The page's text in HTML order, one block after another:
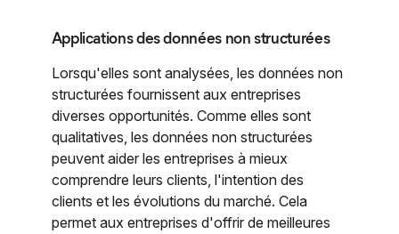
Applications des données non structurées
Lorsqu'elles sont analysées, les données non
structurées fournissent aux entreprises
diverses opportunités. Comme elles sont
qualitatives, les données non structurées
peuvent aider les entreprises à mieux
comprendre leurs clients, l'intention des
clients et les évolutions du marché. Cela
permet aux entreprises d'offrir de meilleures